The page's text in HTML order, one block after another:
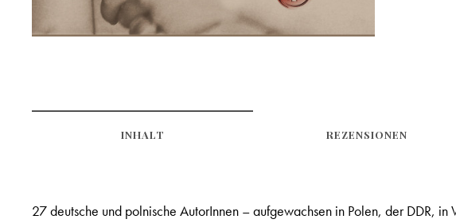
INHALT REZENSIONEN
27 deutsche und polnische AutorInnen – aufgewachsen in Polen, der DDR,